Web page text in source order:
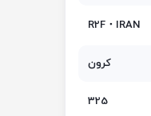
R2F・IRAN
کرون
325